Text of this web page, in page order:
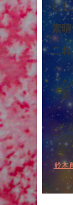
し
素
こ
「
「
そ
こ
追
鈴木